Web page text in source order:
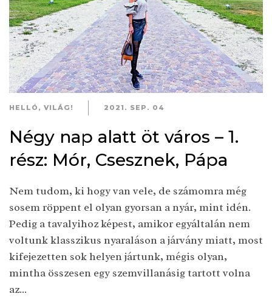
HELLÓ, VILÁG! 2021. SEP. 04
Négy nap alatt öt város – 1.
rész: Mór, Csesznek, Pápa
Nem tudom, ki hogy van vele, de számomra még
sosem röppent el olyan gyorsan a nyár, mint idén.
Pedig a tavalyihoz képest, amikor egyáltalán nem
voltunk klasszikus nyaraláson a járvány miatt, most
kifejezetten sok helyen jártunk, mégis olyan,
mintha összesen egy szemvillanásig tartott volna
az...